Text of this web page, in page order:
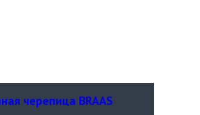
черепица BRAAS